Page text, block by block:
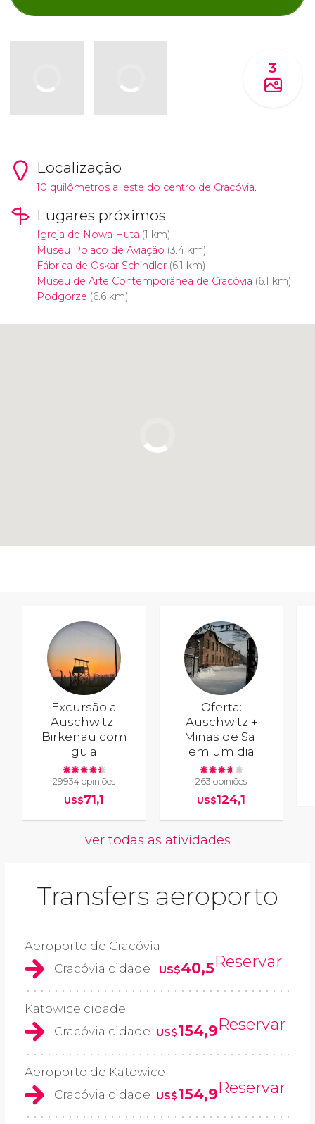
3
Localização
10 quilômetros a leste do centro de Cracóvia.
Lugares próximos
Igreja de Nowa Huta (1 km)
Museu Polaco de Aviação (3.4 km)
Fábrica de Oskar Schindler(6.1 km)
Museu de Arte Contemporânea de Cracóvia (6.1 km)
Podgorze (6.6 km)
Excursão a
Auschwitz-
Birkenau com
guia
29934 opiniões
US$71,1
Oferta:
Auschwitz +
Minas de Sal
em um dia
263 opiniões
US$124,1
ver todas as atividades
Transfers aeroporto
Aeroporto de Cracóvia
Cracóvia cidade
US$40,5Reservar
Katowice cidade
Cracóvia cidade US$154,9Reservar
Aeroporto de Katowice
Cracóvia cidade US$154,9Reservar